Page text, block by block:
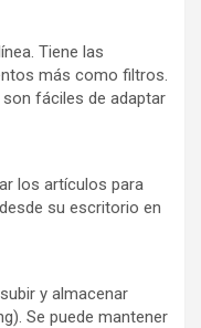
Tiene las
más como filtros.
fáciles de adaptar
los artículos para
su escritorio en
y almacenar
Se puede mantener